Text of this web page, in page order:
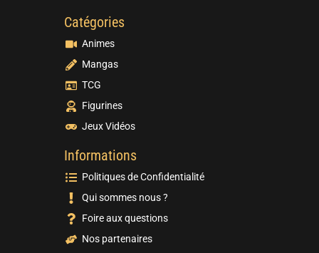
Catégories
Animes
Mangas
TCG
Figurines
Jeux Vidéos
Informations
Politiques de Confidentialité
Qui sommes nous ?
Foire aux questions
Nos partenaires